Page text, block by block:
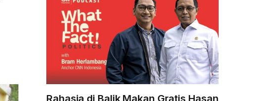
Rahasia di Balik Makan Gratis Hasan